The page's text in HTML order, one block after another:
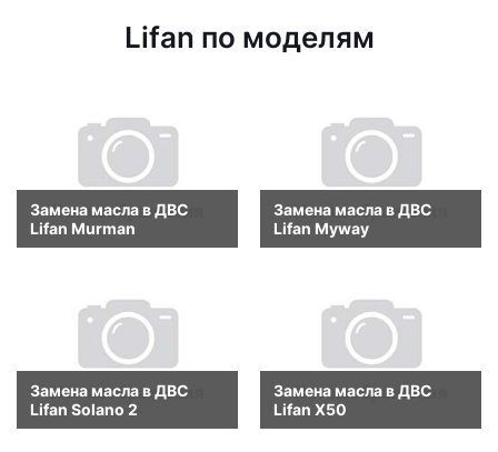
Lifan по моделям
Замена масла в ДВС
Lifan Murman
Замена масла в ДВС
Lifan Myway
Замена масла в ДВС
Lifan Solano 2
Замена масла в ДВС
Lifan X50